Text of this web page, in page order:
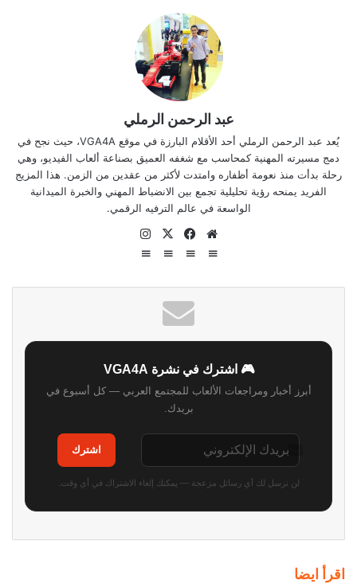
عبد الرحمن الرملي
يُعد عبد الرحمن الرملي أحد الأقلام البارزة في موقع VGA4A، حيث نجح في
دمج مسيرته المهنية كمحاسب مع شغفه العميق بصناعة ألعاب الفيديو، وهي
رحلة بدأت منذ نعومة أظفاره وامتدت لأكثر من عقدين من الزمن. هذا المزيج
الفريد يمنحه رؤية تحليلية تجمع بين الانضباط المهني والخبرة الميدانية
الواسعة في عالم الترفيه الرقمي.
موقع فيسبوك
‫X انستقرام
🎮 اشترك في نشرة VGA4A
أبرز أخبار ومراجعات الألعاب للمجتمع العربي — كل أسبوع في
بريدك.
اشترك
لن نرسل لك أي رسائل مزعجة — يمكنك إلغاء الاشتراك في أي وقت.
اقرأ ايضا